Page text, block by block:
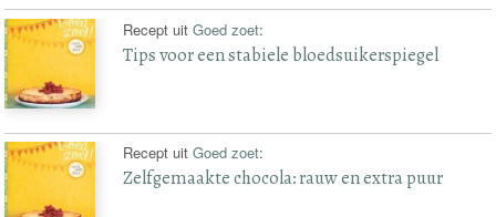
Recept uitGoed zoet:
Tips voor een stabiele bloedsuikerspiegel
Recept uitGoed zoet:
Zelfgemaakte chocola: rauw en extra puur